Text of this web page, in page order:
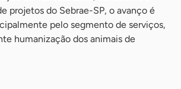
projetos do Sebrae-SP, o avanço é
pelo segmento de serviços,
humanização dos animais de